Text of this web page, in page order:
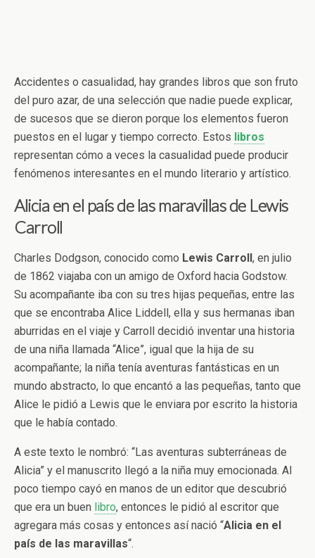
Accidentes o casualidad, hay grandes libros que son fruto
del puro azar, de una selección que nadie puede explicar,
de sucesos que se dieron porque los elementos fueron
puestos en el lugar y tiempo correcto. Estos libros
representan cómo a veces la casualidad puede producir
fenómenos interesantes en el mundo literario y artístico.
Alicia en el país de las maravillas de Lewis
Carroll
Charles Dodgson, conocido como Lewis Carroll, en julio
de 1862 viajaba con un amigo de Oxford hacia Godstow.
Su acompañante iba con su tres hijas pequeñas, entre las
que se encontraba Alice Liddell, ella y sus hermanas iban
aburridas en el viaje y Carroll decidió inventar una historia
de una niña llamada “Alice”, igual que la hija de su
acompañante; la niña tenía aventuras fantásticas en un
mundo abstracto, lo que encantó a las pequeñas, tanto que
Alice le pidió a Lewis que le enviara por escrito la historia
que le había contado.
A este texto le nombró: “Las aventuras subterráneas de
Alicia” y el manuscrito llegó a la niña muy emocionada. Al
poco tiempo cayó en manos de un editor que descubrió
que era un buen libro, entonces le pidió al escritor que
agregara más cosas y entonces así nació “Alicia en el
país de las maravillas“.